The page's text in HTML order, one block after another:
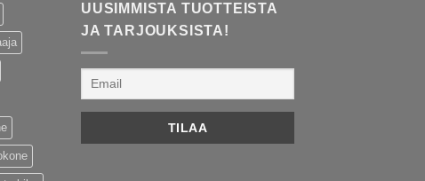
UUSIMMISTA TUOTTEISTA
JA TARJOUKSISTA!